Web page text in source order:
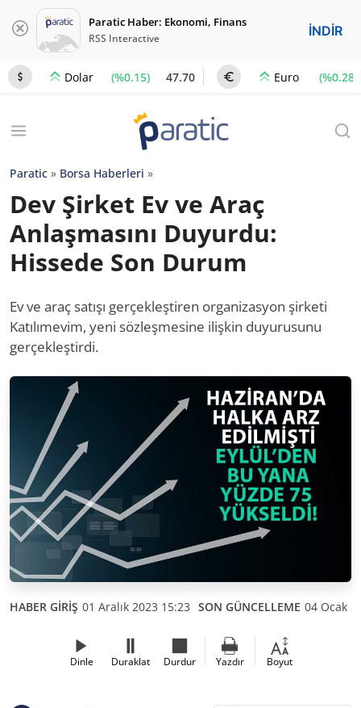
Paratic Haber: Ekonomi, Finans
RSS Interactive İNDİR
Dolar (%0.15) 47.70 Euro (%0.28)
Paratic » Borsa Haberleri »
Dev Şirket Ev ve Araç
Anlaşmasını Duyurdu:
Hissede Son Durum
Ev ve araç satışı gerçekleştiren organizasyon şirketi
Katılımevim, yeni sözleşmesine ilişkin duyurusunu
gerçekleştirdi.
HABER GİRİŞ 01 Aralık 2023 15:23 SON GÜNCELLEME 04 Ocak
Dinle Duraklat Durdur Yazdır Boyut